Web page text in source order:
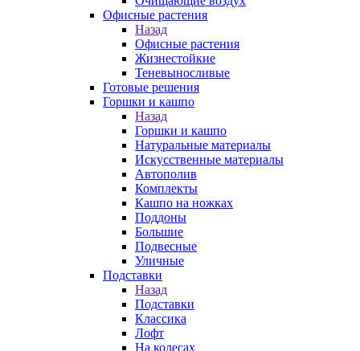
Офисные растения
Назад
Офисные растения
Жизнестойкие
Теневыносливые
Готовые решения
Горшки и кашпо
Назад
Горшки и кашпо
Натуральные материалы
Искусственные материалы
Автополив
Комплекты
Кашпо на ножках
Поддоны
Большие
Подвесные
Уличные
Подставки
Назад
Подставки
Классика
Лофт
На колесах